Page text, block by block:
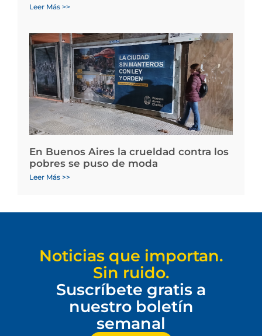
Leer Más >>
En Buenos Aires la crueldad contra los
pobres se puso de moda
Leer Más >>
Noticias que importan.
Sin ruido.
Suscríbete gratis a
nuestro boletín
semanal